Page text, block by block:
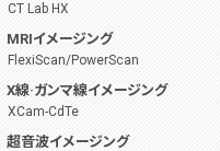
CT Lab HX
MRIイメージング
FlexiScan/PowerScan
X線·ガンマ線イメージング
XCam-CdTe
超音波イメージング